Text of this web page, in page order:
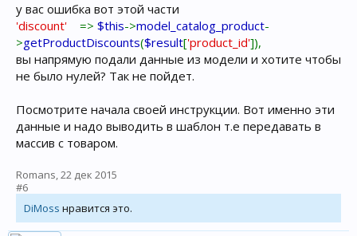
у вас ошибка вот этой части
'discount' => $this->model_catalog_product-
>getProductDiscounts($result['product_id']),
вы напрямую подали данные из модели и хотите чтобы
не было нулей? Так не пойдет.
Посмотрите начала своей инструкции. Вот именно эти
данные и надо выводить в шаблон т.е передавать в
массив с товаром.
Romans,22 дек 2015
#6
DiMoss нравится это.